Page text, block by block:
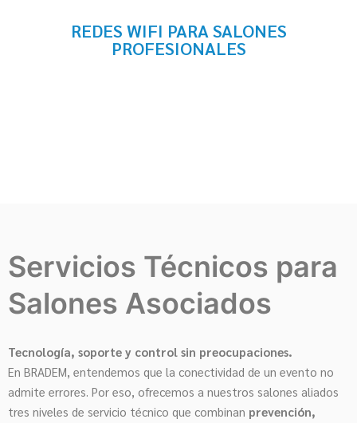
REDES WIFI PARA SALONES
PROFESIONALES
Servicios Técnicos para
Salones Asociados
Tecnología, soporte y control sin preocupaciones.
En BRADEM, entendemos que la conectividad de un evento no
admite errores. Por eso, ofrecemos a nuestros salones aliados
tres niveles de servicio técnico que combinan prevención,